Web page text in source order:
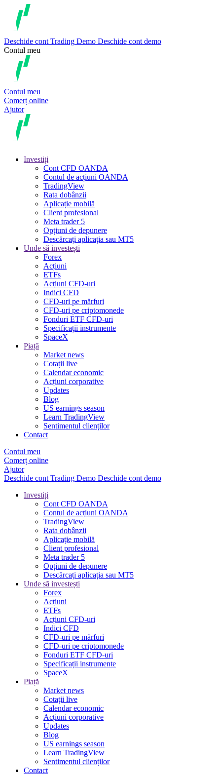
Deschide cont Trading Demo Deschide cont demo
Contul meu
Contul meu
Comerț online
Ajutor
Investiți
Cont CFD OANDA
Contul de acțiuni OANDA
TradingView
Rata dobânzii
Aplicație mobilă
Client profesional
Meta trader 5
Opțiuni de depunere
Descărcați aplicația sau MT5
Unde să investești
Forex
Acțiuni
ETFs
Acțiuni CFD-uri
Indici CFD
CFD-uri pe mărfuri
CFD-uri pe criptomonede
Fonduri ETF CFD-uri
Specificații instrumente
SpaceX
Piață
Market news
Cotații live
Calendar economic
Acțiuni corporative
Updates
Blog
US earnings season
Learn TradingView
Sentimentul clienților
Contact
Contul meu
Comerț online
Ajutor
Deschide cont Trading Demo Deschide cont demo
Investiți
Cont CFD OANDA
Contul de acțiuni OANDA
TradingView
Rata dobânzii
Aplicație mobilă
Client profesional
Meta trader 5
Opțiuni de depunere
Descărcați aplicația sau MT5
Unde să investești
Forex
Acțiuni
ETFs
Acțiuni CFD-uri
Indici CFD
CFD-uri pe mărfuri
CFD-uri pe criptomonede
Fonduri ETF CFD-uri
Specificații instrumente
SpaceX
Piață
Market news
Cotații live
Calendar economic
Acțiuni corporative
Updates
Blog
US earnings season
Learn TradingView
Sentimentul clienților
Contact